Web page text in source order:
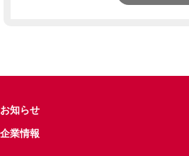
お知らせ
企業情報